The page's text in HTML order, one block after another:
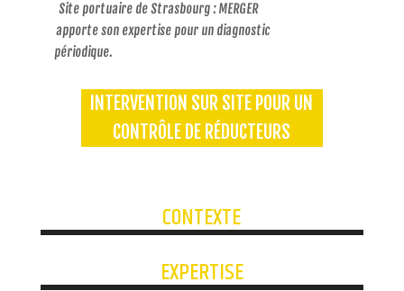
Site portuaire de Strasbourg : MERGER
apporte son expertise pour un diagnostic
périodique.
INTERVENTION SUR SITE POUR UN
CONTRÔLE DE RÉDUCTEURS
CONTEXTE
EXPERTISE